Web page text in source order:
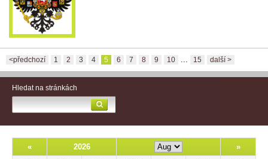
<předchozí 1 2 3 4 5 6 7 8 9 10 15 další >
Hledat na stránkách
« 2026 »